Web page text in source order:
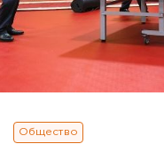
Общество